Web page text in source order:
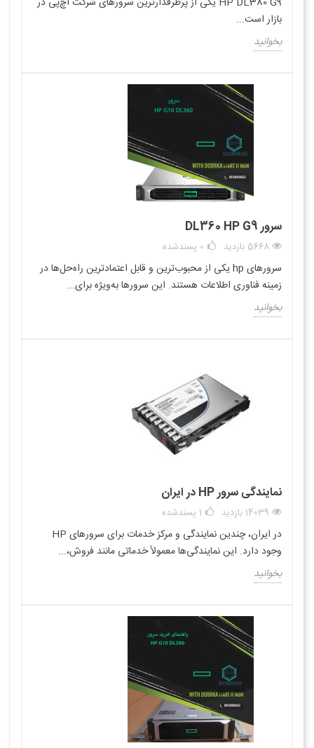
بازار است...
بخوانید
سرور DL360 HP G9
5668 بازدید 0 پسندشده
سرورهای hp یکی از محبوب‌ترین و قابل اعتمادترین راه‌حل‌ها در
زمینه فناوری اطلاعات هستند. این سرورها به‌ویژه برای...
بخوانید
نمایندگی سرور HP در ایران
14039 بازدید 1 پسندشده
در ایران، چندین نمایندگی و مرکز خدمات برای سرورهای HP
وجود دارد. این نمایندگی‌ها معمولاً خدماتی مانند فروش،...
بخوانید